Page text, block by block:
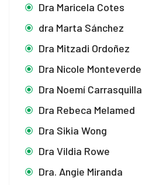
Dra Maricela Cotes
dra Marta Sánchez
Dra Mitzadi Ordoñez
Dra Nicole Monteverde
Dra Noemí Carrasquilla
Dra Rebeca Melamed
Dra Sikia Wong
Dra Vildia Rowe
Dra. Angie Miranda